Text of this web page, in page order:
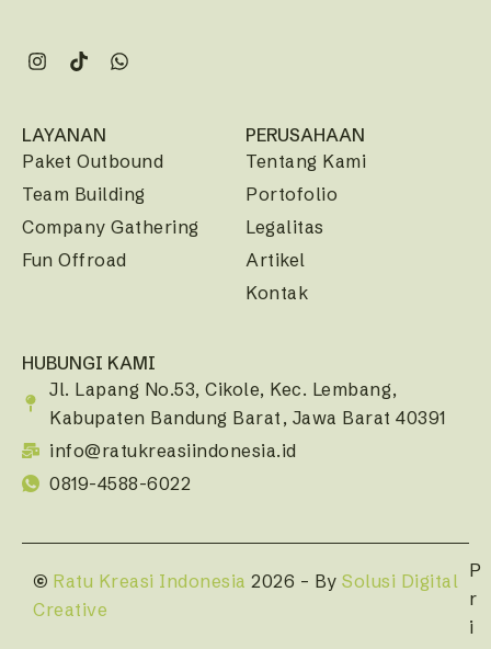
LAYANAN
Paket Outbound
Team Building
Company Gathering
Fun Offroad
PERUSAHAAN
Tentang Kami
Portofolio
Legalitas
Artikel
Kontak
HUBUNGI KAMI
Jl. Lapang No.53, Cikole, Kec. Lembang,
Kabupaten Bandung Barat, Jawa Barat 40391
info@ratukreasiindonesia.id
0819-4588-6022
© Ratu Kreasi Indonesia 2026 – By Solusi Digital
Creative
P
r
i